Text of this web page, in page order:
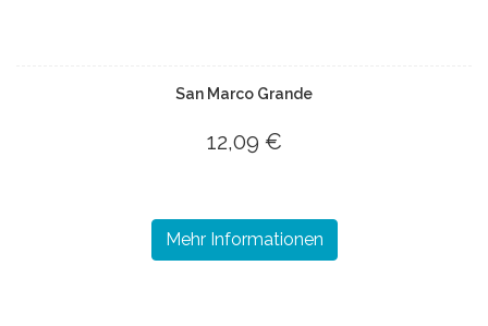
San Marco Grande
12,09 €
Mehr Informationen